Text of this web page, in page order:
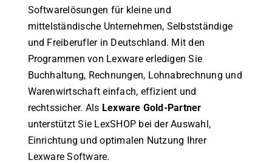
Softwarelösungen für kleine und
mittelständische Unternehmen, Selbstständige
und Freiberufler in Deutschland. Mit den
Programmen von Lexware erledigen Sie
Buchhaltung, Rechnungen, Lohnabrechnung und
Warenwirtschaft einfach, effizient und
rechtssicher. Als Lexware Gold-Partner
unterstützt Sie LexSHOP bei der Auswahl,
Einrichtung und optimalen Nutzung Ihrer
Lexware Software.